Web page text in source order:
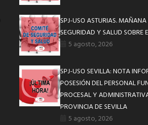
SPJ-USO ASTURIAS.
SEGURIDAD Y SALUD SOBRE
5 agosto, 2026
SPJ-USO SEVILLA: NOTA
POSESIÓN DEL PERSONAL
PROCESAL Y
PROVINCIA DE SEVILLA
5 agosto, 2026